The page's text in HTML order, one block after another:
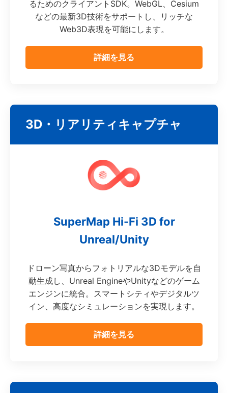
るためのクライアントSDK。WebGL、Cesium
などの最新3D技術をサポートし、リッチな
Web3D表現を可能にします。
詳細を見る
3D・リアリティキャプチャ
SuperMap Hi-Fi 3D for
Unreal/Unity
ドローン写真からフォトリアルな3Dモデルを自
動生成し、Unreal EngineやUnityなどのゲーム
エンジンに統合。スマートシティやデジタルツ
イン、高度なシミュレーションを実現します。
詳細を見る